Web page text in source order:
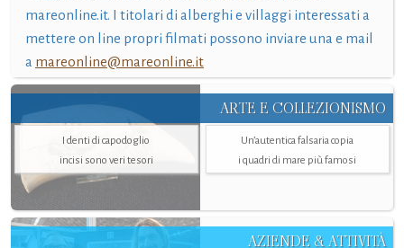
mareonline.it. I titolari di alberghi e villaggi interessati a
mettere on line propri filmati possono inviare una e mail
a mareonline@mareonline.it
ARTE E COLLEZIONISMO
I denti di capodoglio
incisi sono veri tesori
Un’autentica falsaria copia
i quadri di mare più famosi
AZIENDE & ATTIVITÀ